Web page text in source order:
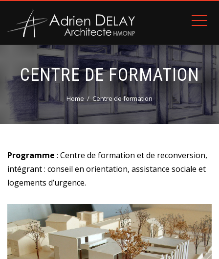
CENTRE DE FORMATION
Home Centre de formation
Programme : Centre de formation et de reconversion,
intégrant : conseil en orientation, assistance sociale et
logements d’urgence.